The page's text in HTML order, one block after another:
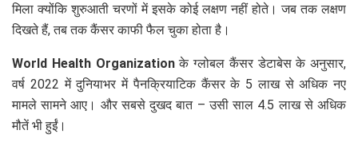
मिला क्योंकि शुरुआती चरणों में इसके कोई लक्षण नहीं होते। जब तक लक्षण
दिखते हैं, तब तक कैंसर काफी फैल चुका होता है।
World Health Organizationके ग्लोबल कैंसर डेटाबेस के अनुसार,
वर्ष 2022 में दुनियाभर में पैनक्रियाटिक कैंसर के 5 लाख से अधिक नए
मामले सामने आए। और सबसे दुखद बात – उसी साल 4.5 लाख से अधिक
मौतें भी हुईं।